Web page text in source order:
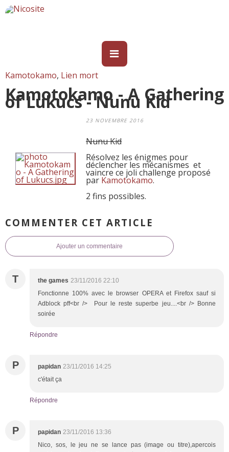
Kamotokamo, Lien mort
Kamotokamo - A Gathering
of Lukucs - Nunu Kid
23 NOVEMBRE 2016
Nunu Kid
Résolvez les énigmes pour
déclencher les mécanismes et
vaincre ce joli challenge proposé
par Kamotokamo.
2 fins possibles.
COMMENTER CET ARTICLE
Ajouter un commentaire
T the games 23/11/2016 22:10
Fonctionne 100% avec le browser OPERA et Firefox sauf si
Adblock pff<br /> Pour le reste superbe jeu....<br /> Bonne
soirée
Répondre
P papidan 23/11/2016 14:25
c'était ça
Répondre
P papidan 23/11/2016 13:36
Nico, sos, le jeu ne se lance pas (image ou titre),apercois